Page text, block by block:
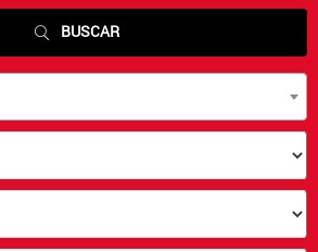
BUSCAR